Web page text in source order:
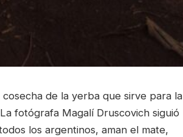
de la yerba que sirve para la
fotógrafa Magalí Druscovich siguió
los argentinos, aman el mate,